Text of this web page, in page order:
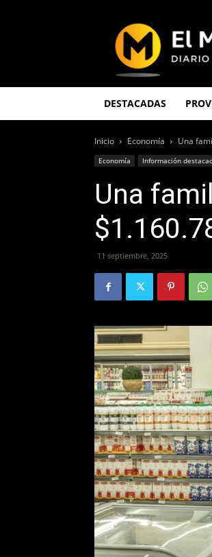
DESTACADAS
Inicio Economía Una
Economía Información
Una
11 septiembre, 2025